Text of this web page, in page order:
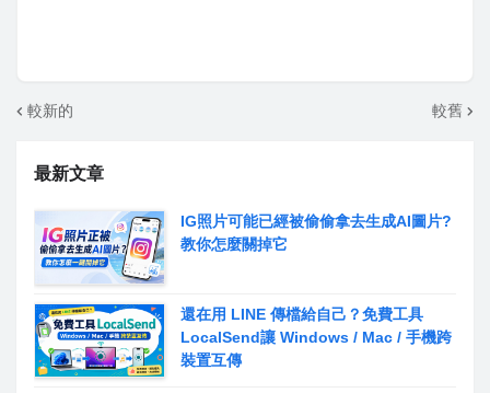
較新的 較舊
最新文章
IG照片可能已經被偷偷拿去生成AI圖片?
教你怎麼關掉它
還在用 LINE 傳檔給自己？免費工具
LocalSend讓 Windows / Mac / 手機跨
裝置互傳